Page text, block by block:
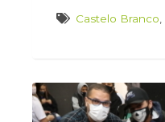
Castelo Branco